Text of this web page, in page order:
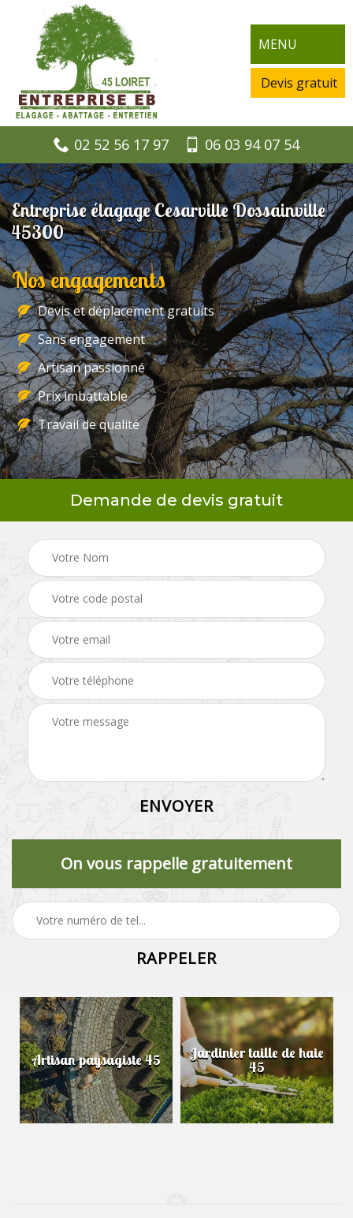
MENU
Devis gratuit
02 52 56 17 97 06 03 94 07 54
Entreprise élagage Cesarville Dossainville
45300
Nos engagements
Devis et déplacement gratuits
Sans engagement
Artisan passionné
Prix imbattable
Travail de qualité
Demande de devis gratuit
On vous rappelle gratuitement
Artisan paysagiste 45 Jardinier taille de haie
45